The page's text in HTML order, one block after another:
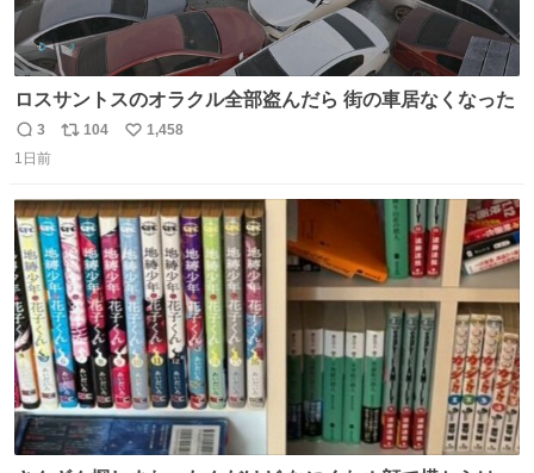
ロスサントスのオラクル全部盗んだら 街の車居なくなった
返
信
3
リ
ト
数
104
い
数
1,458
1日前